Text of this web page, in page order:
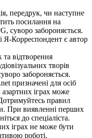
передрук, чи наступне
посилання на
суворо забороняється.
Я-Корреспондент є автор
відтворення
творів
забороняється.
призначені для осіб
іграх може
правил
При виявленні перших
до спеціаліста.
іграх не може бути
роботі.